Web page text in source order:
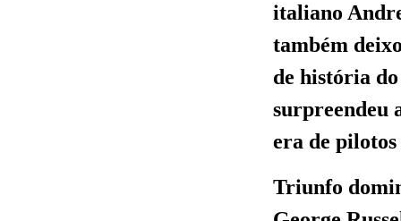
italiano
também
de história
surpreendeu
era de
Triunfo